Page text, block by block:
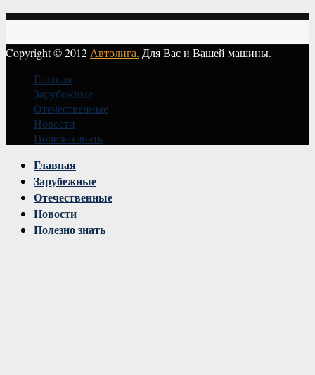
Copyright © 2012Автолига. Для Вас и Вашей машины.
Главная
Зарубежные
Отечественные
Новости
Полезно знать
Главная
Зарубежные
Отечественные
Новости
Полезно знать